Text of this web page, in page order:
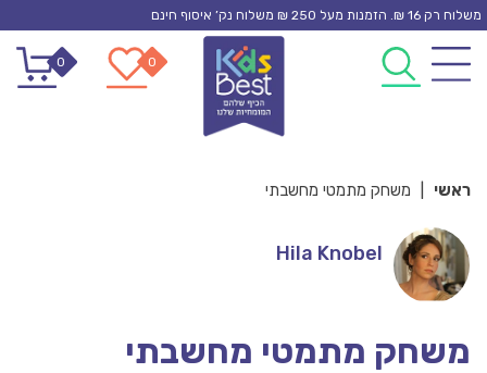
Skip
content
משלוח רק 16 ₪. הזמנות מעל 250 ₪ משלוח נק’ איסוף חינם
0
0
ראשי משחק מתמטי מחשבתי
Hila Knobel
משחק מתמטי מחשבתי